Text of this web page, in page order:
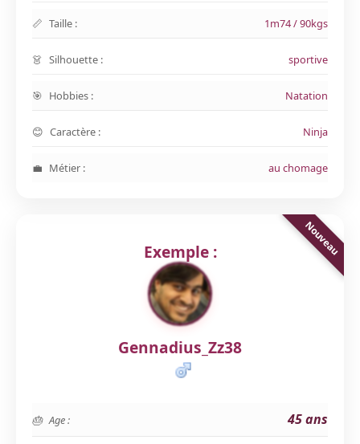
Taille : 1m74 / 90kgs
Silhouette : sportive
Hobbies : Natation
Caractère : Ninja
Métier : au chomage
Exemple :
Gennadius_Zz38
Age : 45 ans